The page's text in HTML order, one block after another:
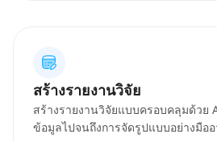
สร้างรายงานวิจัย
สร้างรายงานวิจัยแบบครอบคลุมด้วย
ข้อมูลไปจนถึงการจัดรูปแบบอย่างมือ